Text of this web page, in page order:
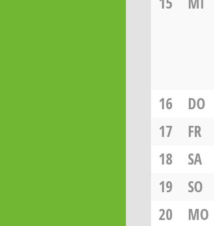
16
DO
17
FR
18
SA
19
SO
20
MO